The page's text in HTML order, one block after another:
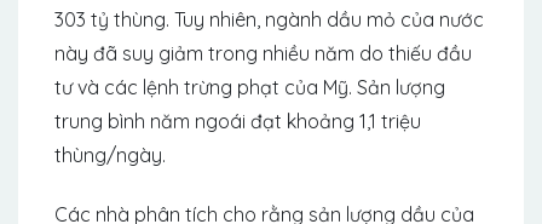
303 tỷ thùng. Tuy nhiên, ngành dầu mỏ của nước
này đã suy giảm trong nhiều năm do thiếu đầu
tư và các lệnh trừng phạt của Mỹ. Sản lượng
trung bình năm ngoái đạt khoảng 1,1 triệu
thùng/ngày.
Các nhà phân tích cho rằng sản lượng dầu của